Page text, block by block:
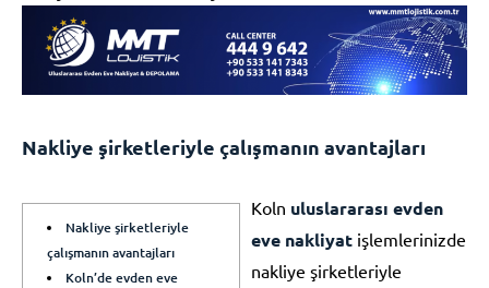
Nakliye şirketleriyle çalışmanın avantajları
Nakliye şirketleriyle
çalışmanın avantajları
Koln’de evden eve
Koln uluslararası evden
eve nakliyat işlemlerinizde
nakliye şirketleriyle